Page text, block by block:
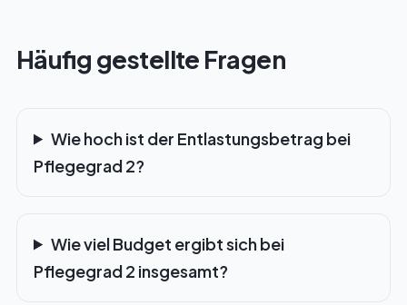
Häufig gestellte Fragen
Wie hoch ist der Entlastungsbetrag bei
Pflegegrad 2?
Wie viel Budget ergibt sich bei
Pflegegrad 2 insgesamt?